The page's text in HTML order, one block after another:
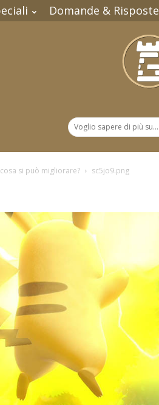
Domande & Risposte
si può migliorare? sc5jo9.png